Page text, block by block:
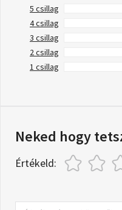
5 csillag
4 csillag
3 csillag
2 csillag
1 csillag
Neked hogy
Értékeld: